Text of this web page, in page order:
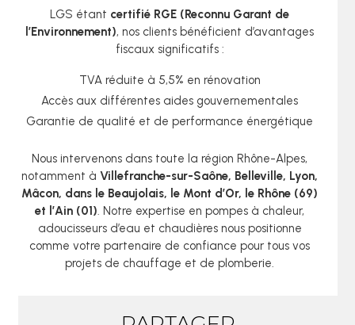
LGS étant certifié RGE (Reconnu Garant de
l’Environnement), nos clients bénéficient d’avantages
fiscaux significatifs :
TVA réduite à 5,5% en rénovation
Accès aux différentes aides gouvernementales
Garantie de qualité et de performance énergétique
Nous intervenons dans toute la région Rhône-Alpes,
notamment à Villefranche-sur-Saône, Belleville, Lyon,
Mâcon, dans le Beaujolais, le Mont d’Or, le Rhône (69)
et l’Ain (01). Notre expertise en pompes à chaleur,
adoucisseurs d’eau et chaudières nous positionne
comme votre partenaire de confiance pour tous vos
projets de chauffage et de plomberie.